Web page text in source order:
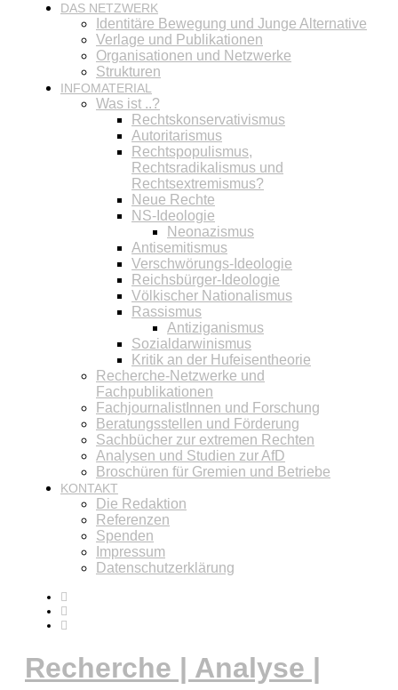
DAS NETZWERK
Identitäre Bewegung und Junge Alternative
Verlage und Publikationen
Organisationen und Netzwerke
Strukturen
INFOMATERIAL
Was ist ..?
Rechtskonservativismus
Autoritarismus
Rechtspopulismus,
Rechtsradikalismus und
Rechtsextremismus?
Neue Rechte
NS-Ideologie
Neonazismus
Antisemitismus
Verschwörungs-Ideologie
Reichsbürger-Ideologie
Völkischer Nationalismus
Rassismus
Antiziganismus
Sozialdarwinismus
Kritik an der Hufeisentheorie
Recherche-Netzwerke und
Fachpublikationen
FachjournalistInnen und Forschung
Beratungsstellen und Förderung
Sachbücher zur extremen Rechten
Analysen und Studien zur AfD
Broschüren für Gremien und Betriebe
KONTAKT
Die Redaktion
Referenzen
Spenden
Impressum
Datenschutzerklärung
Recherche | Analyse |